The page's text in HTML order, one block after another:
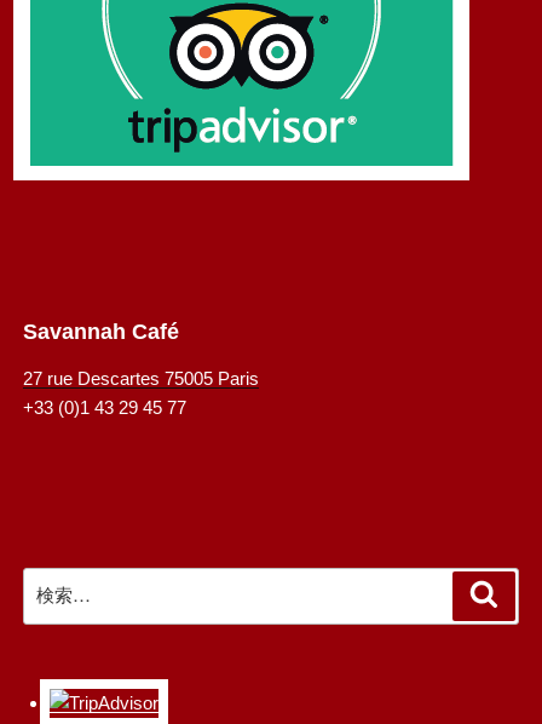
Savannah Café
27 rue Descartes 75005 Paris
+33 (0)1 43 29 45 77
索: